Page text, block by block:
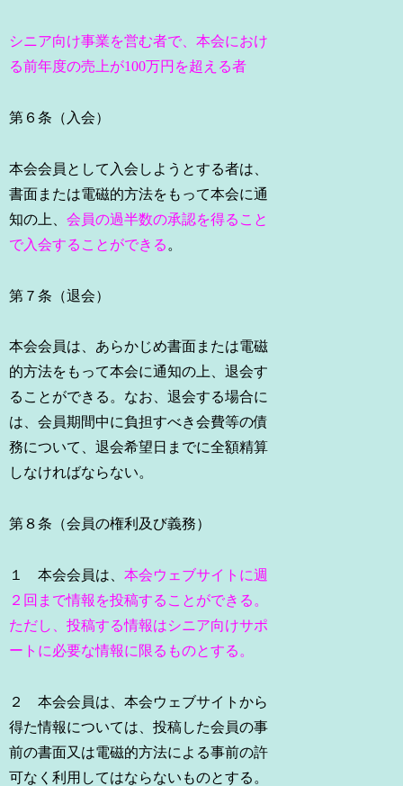
シニア向け事業を営む者で、本会におけ
る前年度の売上が100万円を超える者
第６条（入会）
本会会員として入会しようとする者は、
書面または電磁的方法をもって本会に通
知の上、会員の過半数の承認を得ること
で入会することができる 。
第７条（退会）
本会会員は、あらかじめ書面または電磁
的方法をもって本会に通知の上、退会す
ることができる。なお、退会する場合に
は、会員期間中に負担すべき会費等の債
務について、退会希望日までに全額精算
しなければならない。
第８条（会員の権利及び義務）
１ 本会会員は、本会ウェブサイトに週
２回まで情報を投稿することができる。
ただし、投稿する情報はシニア向けサポ
ートに必要な情報に限るものとする。
２ 本会会員は、本会ウェブサイトから
得た情報については、投稿した会員の事
前の書面又は電磁的方法による事前の許
可なく利用してはならないものとする。